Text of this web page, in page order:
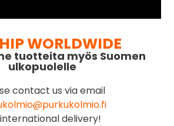
WORLDWIDE
tuotteita myös Suomen
ulkopuolelle
contact us via email
delivery!